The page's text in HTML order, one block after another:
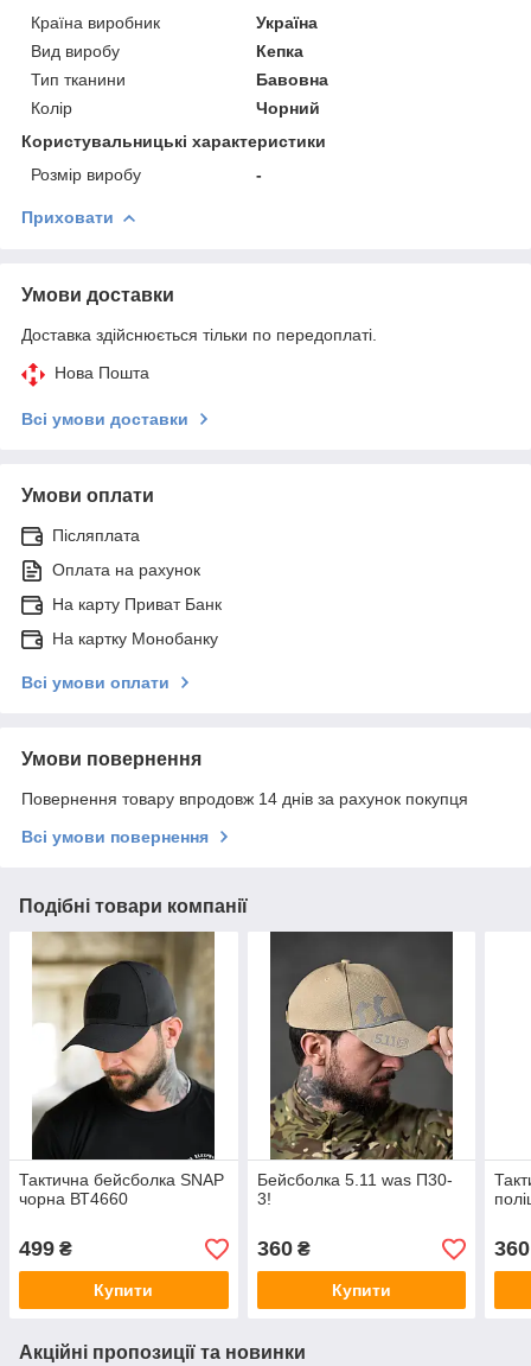
Країна виробник
Україна
Вид виробу
Кепка
Тип тканини
Бавовна
Колір
Чорний
Користувальницькі характеристики
Розмір виробу
-
Приховати
Умови доставки
Доставка здійснюється тільки по передоплаті.
Нова Пошта
Всі умови доставки
Умови оплати
Післяплата
Оплата на рахунок
На карту Приват Банк
На картку Монобанку
Всі умови оплати
Умови повернення
Повернення товару впродовж 14 днів за рахунок покупця
Всі умови повернення
Подібні товари компанії
Тактична бейсболка SNAP
чорна ВТ4660
499 ₴
Купити
Бейсболка 5.11 was П30-
3!
360₴
Купити
360
Акційні пропозиції та новинки